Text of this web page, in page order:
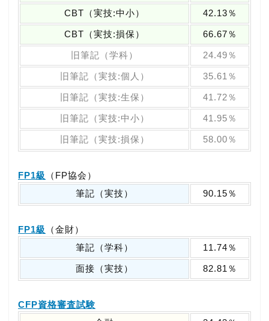
CBT（実技:中小） 42.13％
CBT（実技:損保） 66.67％
旧筆記（学科） 24.49％
旧筆記（実技:個人） 35.61％
旧筆記（実技:生保） 41.72％
旧筆記（実技:中小） 41.95％
旧筆記（実技:損保） 58.00％
FP1級
（FP協会）
筆記（実技）
90.15％
FP1級
（金財）
筆記（学科）
11.74％
面接（実技） 82.81％
CFP資格審査試験